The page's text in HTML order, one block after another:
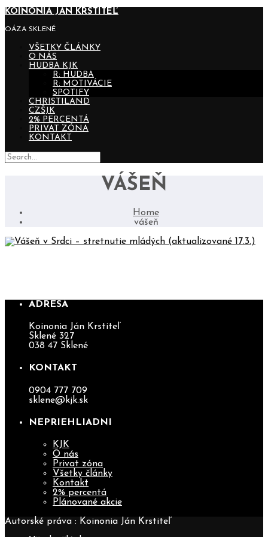
KOINONIA JÁN KRSTITEĽ
OÁZA SKLENÉ
VŠETKY ČLÁNKY
O NÁS
HUDBA KJK
R: HUDBA
R: MOTIVÁCIE
SPOTIFY
CHRISTILAND
CZŠJK
2% PERCENTÁ
PRIVAT ZÓNA
KONTAKT
VÁŠEŇ
Home
vášeň
ADRESA
Koinonia Ján Krstiteľ
Sklené 327
038 47 Sklené
KONTAKT
0904 777 709
sklene@kjk.sk
NEPRIEHLIADNI
KJK
O nás
Privat zóna
Všetky články
Kontakt
2% percentá
Plánované akcie
Autorské práva : Koinonia Ján Krstiteľ